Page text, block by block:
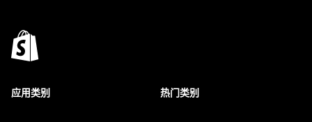
应用类别 热门类别